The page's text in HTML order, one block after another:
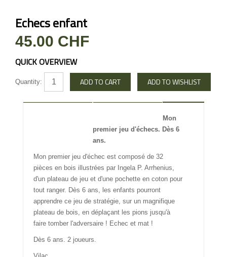
Echecs enfant
45.00 CHF
QUICK OVERVIEW
Quantity:
Mon
premier jeu d'échecs. Dès 6
ans.
Mon premier jeu d'échec est composé de 32
pièces en bois illustrées par Ingela P. Arrhenius,
d'un plateau de jeu et d'une pochette en coton pour
tout ranger. Dès 6 ans, les enfants pourront
apprendre ce jeu de stratégie, sur un magnifique
plateau de bois, en déplaçant les pions jusqu'à
faire tomber l'adversaire ! Echec et mat !
Dès 6 ans. 2 joueurs.